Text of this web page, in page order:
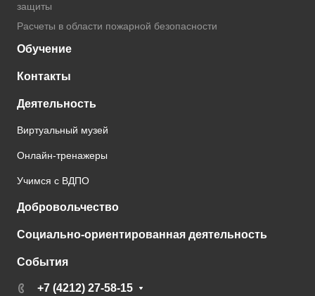
защиты
Расчеты в области пожарной безопасности
Обучение
Контакты
Деятельность
Виртуальный музей
Онлайн-тренажеры
Учимся с ВДПО
Добровольчество
Социально-ориентированная деятельность
События
+7 (4212) 27-58-15